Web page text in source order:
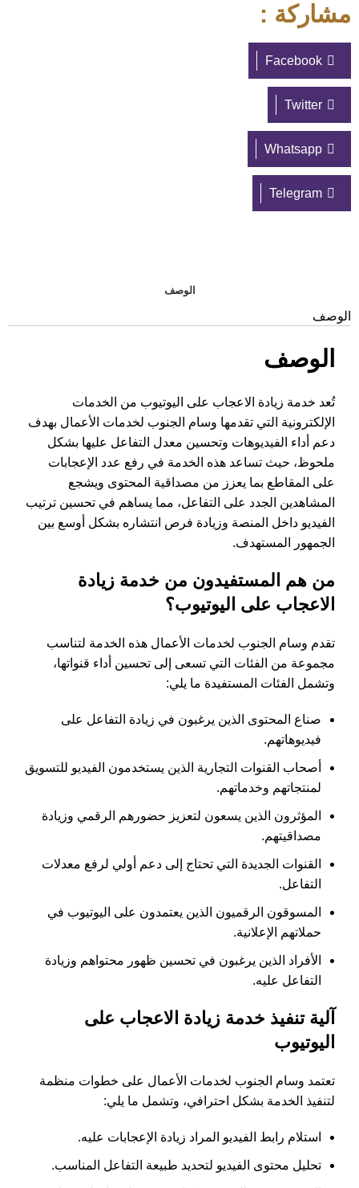
مشاركة :
Facebook
Twitter
Whatsapp
Telegram
الوصف
الوصف
الوصف
تُعد خدمة زيادة الاعجاب على اليوتيوب من الخدمات
الإلكترونية التي تقدمها وسام الجنوب لخدمات الأعمال بهدف
دعم أداء الفيديوهات وتحسين معدل التفاعل عليها بشكل
ملحوظ، حيث تساعد هذه الخدمة في رفع عدد الإعجابات
على المقاطع بما يعزز من مصداقية المحتوى ويشجع
المشاهدين الجدد على التفاعل، مما يساهم في تحسين ترتيب
الفيديو داخل المنصة وزيادة فرص انتشاره بشكل أوسع بين
الجمهور المستهدف.
من هم المستفيدون من خدمة زيادة
الاعجاب على اليوتيوب؟
تقدم وسام الجنوب لخدمات الأعمال هذه الخدمة لتناسب
مجموعة من الفئات التي تسعى إلى تحسين أداء قنواتها،
وتشمل الفئات المستفيدة ما يلي:
صناع المحتوى الذين يرغبون في زيادة التفاعل على
فيديوهاتهم.
أصحاب القنوات التجارية الذين يستخدمون الفيديو للتسويق
لمنتجاتهم وخدماتهم.
المؤثرون الذين يسعون لتعزيز حضورهم الرقمي وزيادة
مصداقيتهم.
القنوات الجديدة التي تحتاج إلى دعم أولي لرفع معدلات
التفاعل.
المسوقون الرقميون الذين يعتمدون على اليوتيوب في
حملاتهم الإعلانية.
الأفراد الذين يرغبون في تحسين ظهور محتواهم وزيادة
التفاعل عليه.
آلية تنفيذ خدمة زيادة الاعجاب على
اليوتيوب
تعتمد وسام الجنوب لخدمات الأعمال على خطوات منظمة
لتنفيذ الخدمة بشكل احترافي، وتشمل ما يلي:
استلام رابط الفيديو المراد زيادة الإعجابات عليه.
تحليل محتوى الفيديو لتحديد طبيعة التفاعل المناسب.